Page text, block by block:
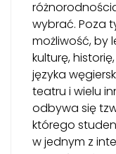
wybrać. Poza
możliwość, by
kulturę,
języka
teatru i wielu
odbywa się
którego
w jednym z